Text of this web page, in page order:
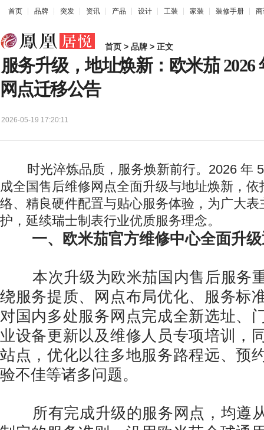
首页 品牌 突发 资讯 产品 设计 工装 家装 装修手册
首页 > 品牌 > 正文
服务升级，地址焕新：欧米茄 2026
网点迁移公告
2026-05-19 17:20:11
时光淬炼品质，服务焕新前行。2026 年 5
成全国售后维修网点全面升级与地址焕新，
络、精良硬件配置与贴心服务体验，为广大
护，延续瑞士制表行业优质服务理念。
一、欧米茄官方维修中心全面升
本次升级为欧米茄国内售后服务
绕服务提质、网点布局优化、服务标
对国内多处服务网点完成全新选址、
业设备更新以及维修人员专项培训，
站点，优化以往多地服务路程远、预
验不佳等诸多问题。
所有完成升级的服务网点，均遵